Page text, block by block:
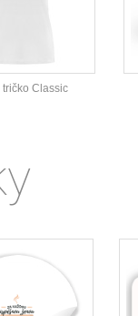
tričko Classic